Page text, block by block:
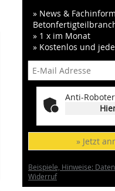
» News &
» 1 x im Monat
» Kostenlos und
Anti-
» Jetzt
Beispiele, Hinweise:
Widerruf